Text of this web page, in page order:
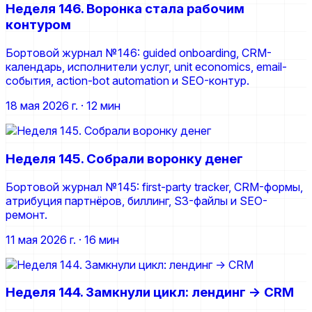
Неделя 146. Воронка стала рабочим
контуром
Бортовой журнал №146: guided onboarding, CRM-
календарь, исполнители услуг, unit economics, email-
события, action-bot automation и SEO-контур.
18 мая 2026 г. · 12 мин
Неделя 145. Собрали воронку денег
Бортовой журнал №145: first-party tracker, CRM-формы,
атрибуция партнёров, биллинг, S3-файлы и SEO-
ремонт.
11 мая 2026 г. · 16 мин
Неделя 144. Замкнули цикл: лендинг → CRM